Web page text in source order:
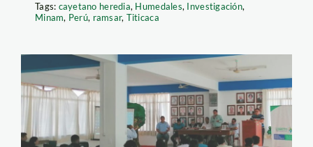
Tags: cayetano heredia, Humedales, Investigación,
Minam, Perú, ramsar, Titicaca
reunión-4-cuencas-
Loreto–(1)